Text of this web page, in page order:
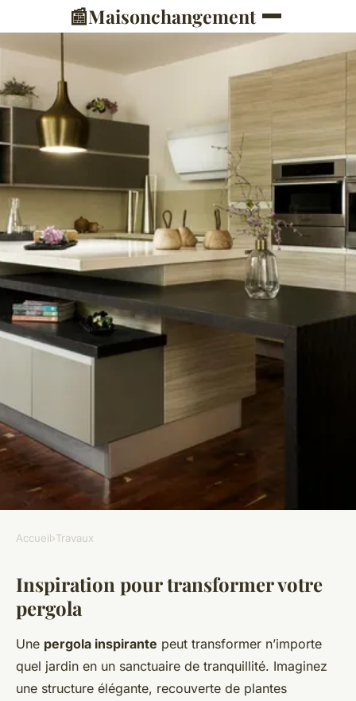
📰Maisonchangement
Transformer votre pergola en
une oasis de détente
Amélie•20 décembre 2024 •6 min de lecture
Accueil›Travaux
Inspiration pour transformer votre
pergola
Une pergola inspirante peut transformer n’importe
quel jardin en un sanctuaire de tranquillité. Imaginez
une structure élégante, recouverte de plantes